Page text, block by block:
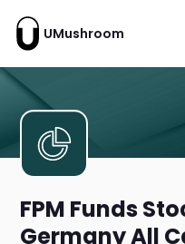
UMushroom
FPM Funds
Germany All